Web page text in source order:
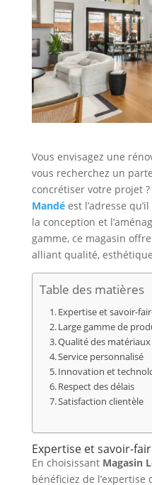
Vous envisagez une
vous recherchez un
concrétiser votre projet ?
Mandéest l’adresse
la conception et
gamme, ce magasin
alliant qualité,
Table des matières
Expertise et savoir-
Large gamme de
Qualité des matériaux
Service personnalisé
Innovation et
Respect des délais
Satisfaction clientèle
Expertise et savoir-
En choisissant Magasin
bénéficiez de